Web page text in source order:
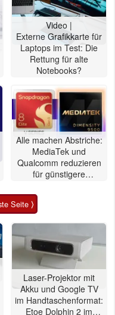
Video |
Externe Grafikkarte für
Laptops im Test: Die
Rettung für alte
Notebooks?
Alle machen Abstriche:
MediaTek und
Qualcomm reduzieren
für günstigere
die Zahl der GPU-
Seite ⟩
Laser-Projektor mit
Akku und Google TV
im Handtaschenformat:
Etoe Dolphin 2 im